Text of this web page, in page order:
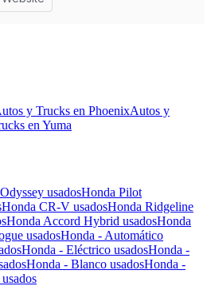
y Trucks en PhoenixAutos y
en Yuma
usadosHonda Pilot
Honda CR-V usadosHonda Ridgeline
Honda Accord Hybrid usadosHonda
usadosHonda - Automático
Honda - Eléctrico usadosHonda -
Honda - Blanco usadosHonda -